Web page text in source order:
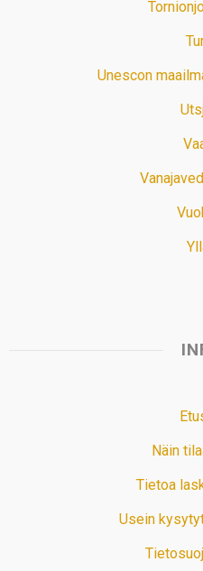
Unescon
Näin
Tietoa
Usein